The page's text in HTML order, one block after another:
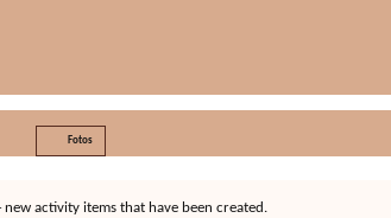
Fotos
activity items that have been created.